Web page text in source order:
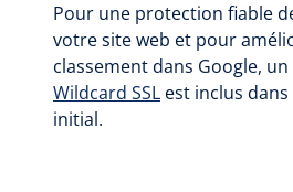
Pour une protection fiable
votre site web et pour
classement dans Google, un
Wildcard SSL est inclus
initial.